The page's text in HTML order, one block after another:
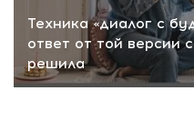
Техника «диалог с
ответ от той версии
решила